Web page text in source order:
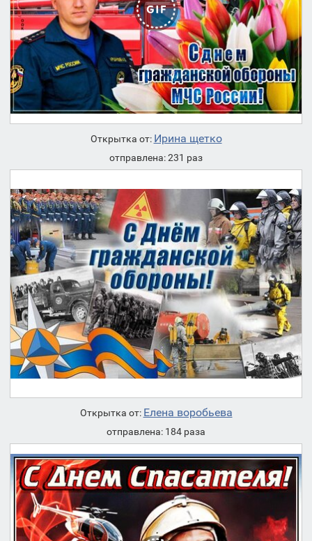
Открытка от: Ирина щетко
отправлена: 231 раз
Открытка от: Елена воробьева
отправлена: 184 раза